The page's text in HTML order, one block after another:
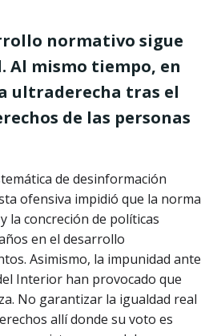
normativo sigue
Al mismo tiempo, en
ultraderecha tras el
de las personas
de desinformación
ofensiva impidió que la norma
la concreción de políticas
en el desarrollo
Asimismo, la impunidad ante
Interior han provocado que
No garantizar la igualdad real
allí donde su voto es